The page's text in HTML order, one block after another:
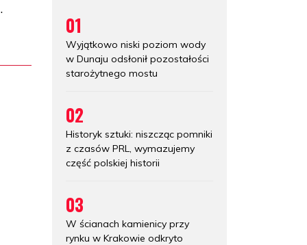
01
Wyjątkowo niski poziom wody
w Dunaju odsłonił pozostałości
starożytnego mostu
02
Historyk sztuki: niszcząc pomniki
z czasów PRL, wymazujemy
część polskiej historii
03
W ścianach kamienicy przy
rynku w Krakowie odkryto